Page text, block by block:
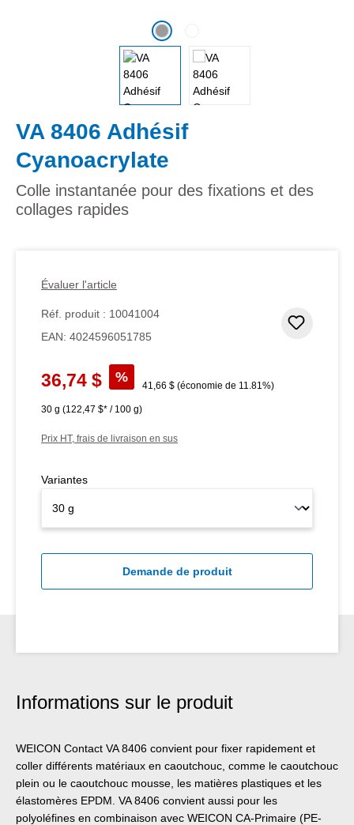
VA 8406 Adhésif
Cyanoacrylate
Colle instantanée pour des fixations et des
collages rapides
Évaluer l'article
Réf. produit : 10041004
EAN: 4024596051785
Prix de vente :
36,74 $ % Prix régulier :
41,66 $ (économie de 11.81%)
30 g (122,47 $* / 100 g)
Prix HT, frais de livraison en sus
Variantes
Demande de produit
Informations sur le produit
WEICON Contact VA 8406 convient pour fixer rapidement et
coller différents matériaux en caoutchouc, comme le caoutchouc
plein ou le caoutchouc mousse, les matières plastiques et les
élastomères EPDM. VA 8406 convient aussi pour les
polyoléfines en combinaison avec WEICON CA-Primaire (PE-